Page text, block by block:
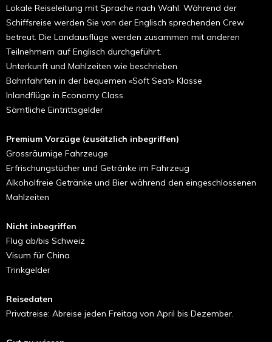
Lokale Reiseleitung mit Sprache nach Wahl. Während der
Schiffsreise werden Sie von der Englisch sprechenden Crew
betreut. Die Landausflüge werden zusammen mit anderen
Teilnehmern auf Englisch durchgeführt.
Unterkunft und Mahlzeiten wie beschrieben
Bahnfahrten in der bequemen «Soft Seat» Klasse
Inlandflüge in Economy Class
Sämtliche Eintrittsgelder
Premium Vorzüge (zusätzlich inbegriffen)
Grossräumige Fahrzeuge
Erfrischungstücher und Getränke im Fahrzeug
Alkoholfreie Getränke und Bier während den eingeschlossenen
Mahlzeiten
Nicht inbegriffen
Flug ab/bis Schweiz
Visum für China
Trinkgelder
Reisedaten
Privatreise: Abreise jeden Freitag von April bis Dezember.